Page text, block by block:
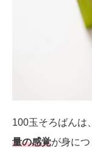
100玉そろばんは
量の感覚が身に